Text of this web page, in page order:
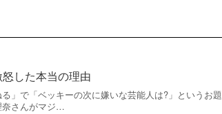
した本当の理由
」で「ベッキーの次に嫌いな芸能人は?」というお題
奈さんがマジ…